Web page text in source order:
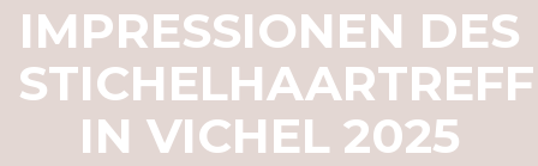
IMPRESSIONEN DES
IN VICHEL 2025